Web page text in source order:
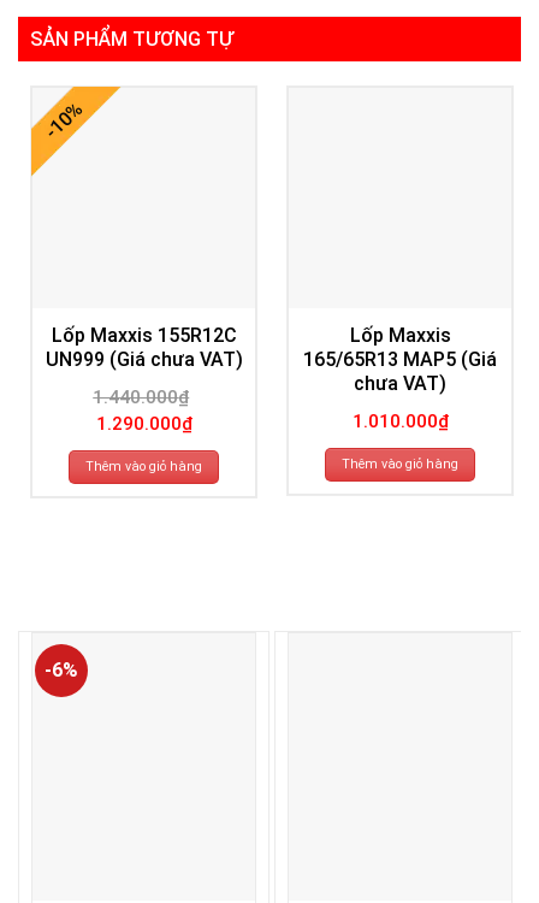
SẢN PHẨM TƯƠNG TỰ
-10%
Lốp Maxxis 155R12C
UN999 (Giá chưa VAT)
1.440.000₫
Giá
gốc
là:
1.440.000₫.
1.290.000₫Giá
hiện
tại
là:
1.290.000₫.
Thêm vào giỏ hàng
Lốp Maxxis
165/65R13 MAP5 (Giá
chưa VAT)
1.010.000₫
Thêm vào giỏ hàng
-6%